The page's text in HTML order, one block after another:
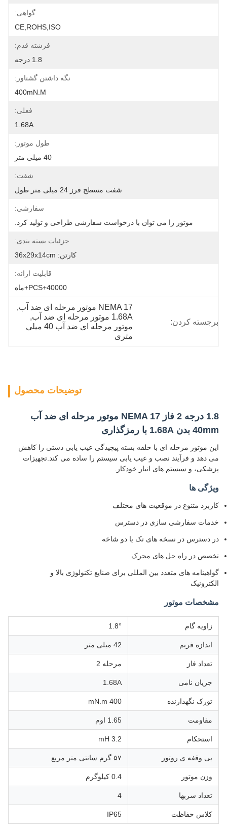
گواهی:
CE,ROHS,ISO
فرشته قدم:
1.8 درجه
نگه داشتن گشتاور:
400mN.m
فعلی:
1.68A
طول موتور:
40 میلی متر
شفت:
شفت مسطح فرز 24 میلی متر طول
سفارشی:
موتور را می توان با درخواست سفارشی طراحی و تولید کرد.
جزئیات بسته بندی:
کارتن: 36x29x14cm
قابلیت ارائه:
40000+PCS+ماه
برجسته کردن:
NEMA 17 موتور مرحله ای ضد آب
,
1.68A موتور مرحله ای ضد آب
,
موتور مرحله ای ضد آب 40 میلی
متری
توضیحات محصول
1.8 درجه 2 فاز NEMA 17 موتور مرحله ای ضد آب
40mm بدن 1.68A با رمزگذاری
این موتور مرحله ای با حلقه بسته پیچیدگی عیب یابی دستی را کاهش
می دهد و فرآیند نصب و عیب یابی سیستم را ساده می کند.تجهیزات
پزشکی، و سیستم های انبار خودکار.
ویژگی ها
کاربرد متنوع در موقعیت های مختلف
خدمات سفارشی سازی در دسترس
در دسترس در نسخه های تک یا دو شاخه
تخصص در راه حل های محرک
گواهینامه های متعدد بین المللی برای صنایع تکنولوژی بالا و
الکترونیک
مشخصات موتور
زاویه گام 1.8°
اندازه فریم 42 میلی متر
تعداد فاز مرحله 2
جریان نامی 1.68A
تورک نگهدارنده 400 mN.m
مقاومت 1.65 اوم
استحکام 3.2 mH
بی وقفه ی روتور ۵۷ گرم سانتی متر مربع
وزن موتور 0.4 کیلوگرم
تعداد سربها 4
کلاس حفاظت IP65